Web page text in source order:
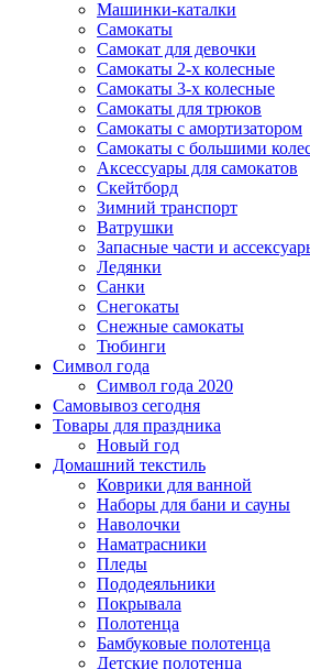
Машинки-каталки
Самокаты
Самокат для девочки
Самокаты 2-х колесные
Самокаты 3-х колесные
Самокаты для трюков
Самокаты с амортизатором
Самокаты с большими
Аксессуары для самокатов
Скейтборд
Зимний транспорт
Ватрушки
Запасные части и
Ледянки
Санки
Снегокаты
Снежные самокаты
Тюбинги
Символ года
Символ года 2020
Самовывоз сегодня
Товары для праздника
Новый год
Домашний текстиль
Коврики для ванной
Наборы для бани и сауны
Наволочки
Наматрасники
Пледы
Пододеяльники
Покрывала
Полотенца
Бамбуковые полотенца
Детские полотенца